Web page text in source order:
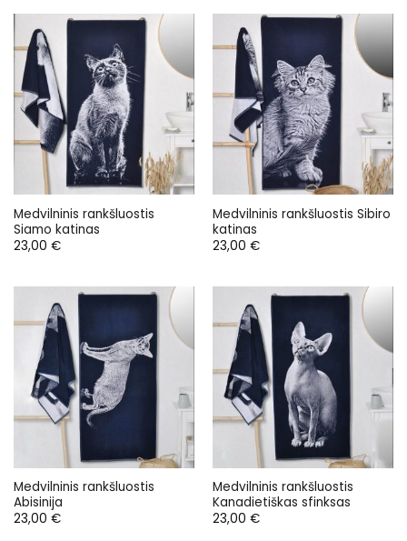
Medvilninis rankšluostis
Siamo katinas
23,00 €
Medvilninis rankšluostis Sibiro
katinas
23,00 €
Medvilninis rankšluostis
Abisinija
23,00 €
Medvilninis rankšluostis
Kanadietiškas sfinksas
23,00 €